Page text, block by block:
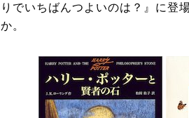
りでいちばんつよいのは？』に登
か。